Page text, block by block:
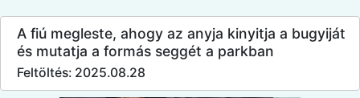
A fiú megleste, ahogy az anyja kinyitja a bugyiját
és mutatja a formás seggét a parkban
Feltöltés: 2025.08.28